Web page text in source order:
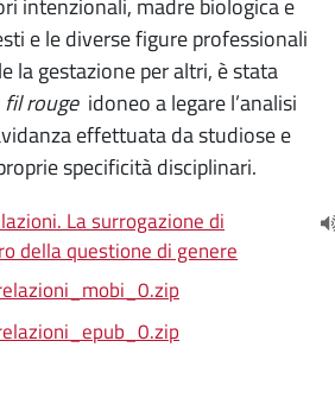
intenzionali, madre biologica e
e le diverse figure professionali
la gestazione per altri, è stata
fil rouge idoneo a legare l’analisi
effettuata da studiose e
specificità disciplinari.
La surrogazione di
della questione di genere